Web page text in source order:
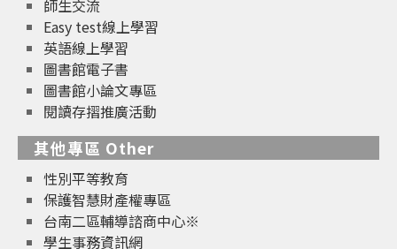
師生交流
Easy test線上學習
英語線上學習
圖書館電子書
圖書館小論文專區
閱讀存摺推廣活動
其他專區 Other
性別平等教育
保護智慧財產權專區
台南二區輔導諮商中心※
學生事務資訊網